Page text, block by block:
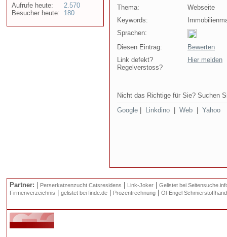
Aufrufe heute:
Besucher heute:
2.570
180
Thema:
Webseite
Keywords:
Sprachen:
Diesen Eintrag:
Bewerten
Link defekt?
Regelverstoss?
Hier melden
Nicht das Richtige für Sie? Suchen
Google
Linkdino Web Yahoo
Partner: Perserkatzenzucht Catsresidens Link-Joker
Gelistet bei
Firmenverzeichnis
gelistet bei finde.de Prozentrechnung Öl-Engel